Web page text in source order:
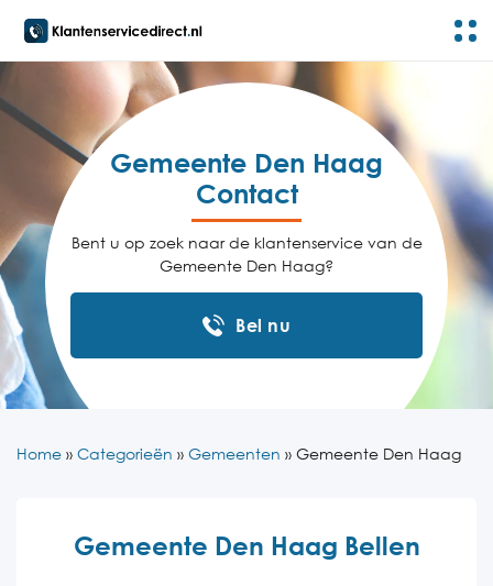
Gemeente Den Haag
Contact
Bent u op zoek naar de klantenservice van de
Gemeente Den Haag?
Bel nu
Home » Categorieën » Gemeenten » Gemeente Den Haag
Gemeente Den Haag Bellen